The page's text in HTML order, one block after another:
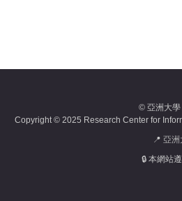
© 亞洲大學
Copyright © 2025 Research Center for
📍 亞洲
🔒 本網站